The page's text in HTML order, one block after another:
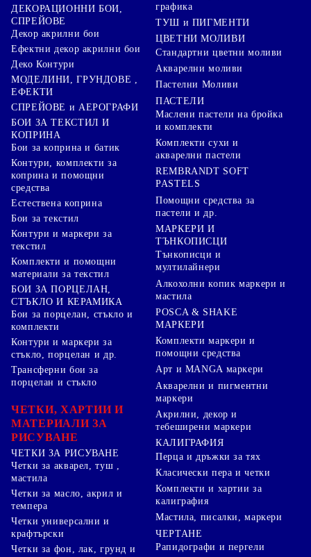
ДЕКОРАЦИОННИ БОИ,
СПРЕЙОВЕ
Декор акрилни бои
Ефектни декор акрилни бои
Деко Контури
МОДЕЛИНИ, ГРУНДОВЕ ,
ЕФЕКТИ
СПРЕЙОВЕ и АЕРОГРАФИ
БОИ ЗА ТЕКСТИЛ И
КОПРИНА
Бои за коприна и батик
Контури, комплекти за
коприна и помощни
средства
Естествена коприна
Бои за текстил
Контури и маркери за
текстил
Комплекти и помощни
материали за текстил
БОИ ЗА ПОРЦЕЛАН,
СТЪКЛО И КЕРАМИКА
Бои за порцелан, стъкло и
комплекти
Контури и маркери за
стъкло, порцелан и др.
Трансферни бои за
порцелан и стъкло
ЧЕТКИ, ХАРТИИ И
МАТЕРИАЛИ ЗА
РИСУВАНЕ
ЧЕТКИ ЗА РИСУВАНЕ
Четки за акварел, туш ,
мастила
Четки за масло, акрил и
темпера
Четки универсални и
крафтърски
Четки за фон, лак, грунд и
графика
ТУШ и ПИГМЕНТИ
ЦВЕТНИ МОЛИВИ
Стандартни цветни моливи
Акварелни моливи
Пастелни Моливи
ПАСТЕЛИ
Маслени пастели на бройка
и комплекти
Комплекти сухи и
акварелни пастели
REMBRANDT SOFT
PASTELS
Помощни средства за
пастели и др.
МАРКЕРИ И
ТЪНКОПИСЦИ
Тънкописци и
мултилайнери
Алкохолни копик маркери и
мастила
POSCA & SHAKE
МАРКЕРИ
Комплекти маркери и
помощни средства
Арт и MANGA маркери
Акварелни и пигментни
маркери
Акрилни, декор и
тебеширени маркери
КАЛИГРАФИЯ
Перца и дръжки за тях
Класически пера и четки
Комплекти и хартии за
калиграфия
Мастила, писалки, маркери
ЧЕРТАНЕ
Рапидографи и пергели